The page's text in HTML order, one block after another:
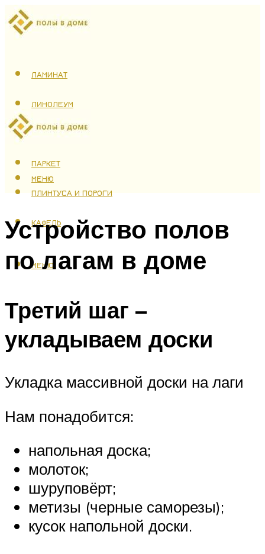
ЛАМИНАТ
ЛИНОЛЕУМ
ТЕПЛЫЙ ПОЛ
ПАРКЕТ
ПЛИНТУСА И ПОРОГИ
КАФЕЛЬ
МЕНЮ
МЕНЮ
Устройство полов
по лагам в доме
Третий шаг –
укладываем доски
Укладка массивной доски на лаги
Нам понадобится:
напольная доска;
молоток;
шуруповёрт;
метизы (черные саморезы);
кусок напольной доски.